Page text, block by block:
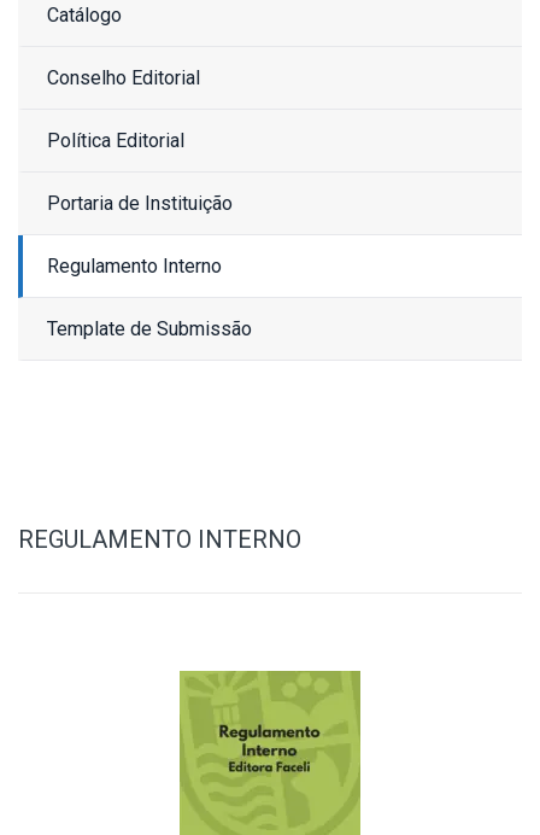
Catálogo
Conselho Editorial
Política Editorial
Portaria de Instituição
Regulamento Interno
Template de Submissão
REGULAMENTO INTERNO